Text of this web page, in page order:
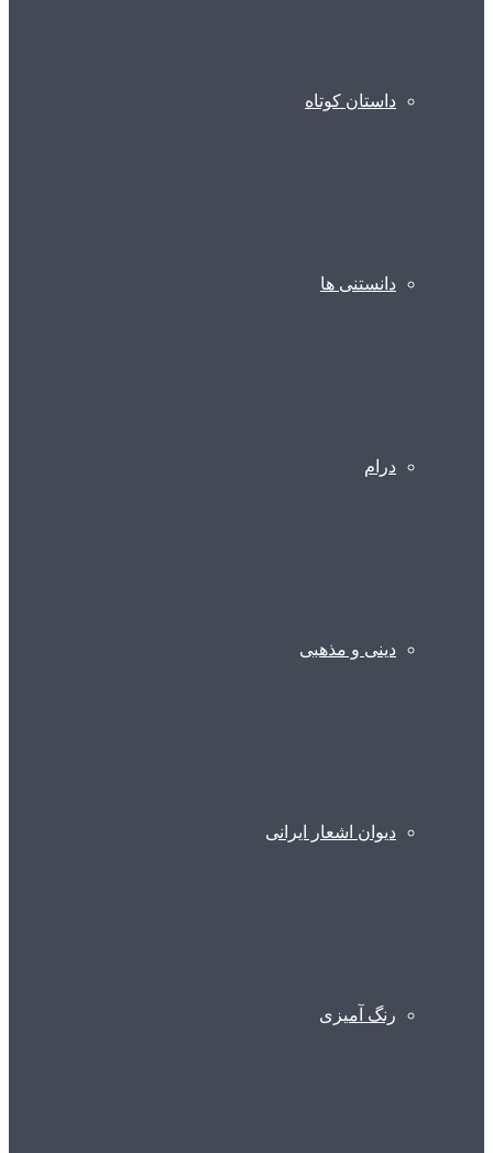
داستان کوتاه
دانستنی ها
درام
دینی و مذهبی
دیوان اشعار ایرانی
رنگ آمیزی